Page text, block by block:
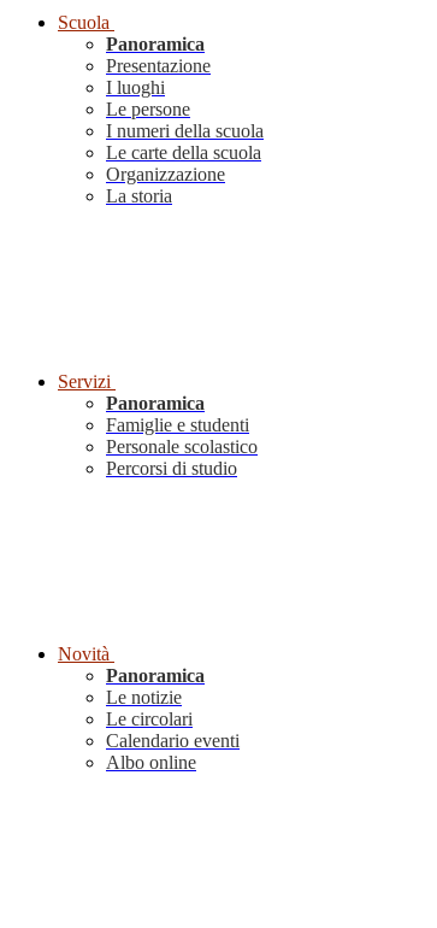
Scuola
Panoramica
Presentazione
I luoghi
Le persone
I numeri della scuola
Le carte della scuola
Organizzazione
La storia
Servizi
Panoramica
Famiglie e studenti
Personale scolastico
Percorsi di studio
Novità
Panoramica
Le notizie
Le circolari
Calendario eventi
Albo online